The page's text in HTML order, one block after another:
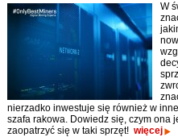
W
nierzadko inwestuje się również w
szafa rakowa. Dowiedz się, czym ona
zaopatrzyć się w taki sprzęt! więcej